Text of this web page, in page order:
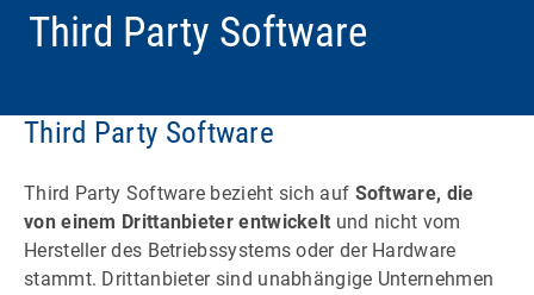
Third Party Software
Third Party Software
Third Party Software bezieht sich auf Software, die
von einem Drittanbieter entwickelt und nicht vom
Hersteller des Betriebssystems oder der Hardware
stammt. Drittanbieter sind unabhängige Unternehmen